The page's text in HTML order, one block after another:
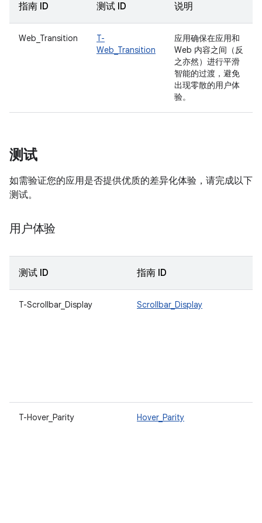
指南 ID 测试 ID 说明
Web_Transition
T-
Web_Transition
应用确保在应用和
Web 内容之间（反
之亦然）进行平滑
智能的过渡，避免
出现零散的用户体
验。
测试
如需验证您的应用是否提供优质的差异化体验，请完成以下
测试。
用户体验
测试 ID 指南 ID
T-Scrollbar_Display Scrollbar_Display
T-Hover_Parity Hover_Parity